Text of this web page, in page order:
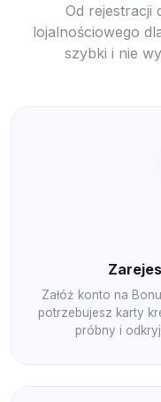
Od rejestracji
lojalnościowego
szybki i nie
Załóż konto na
potrzebujesz karty
próbny i